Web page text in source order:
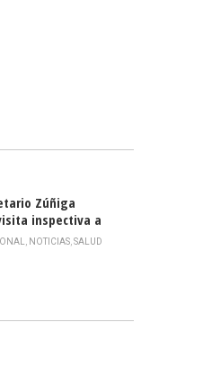
Zúñiga
inspectiva a
Sótero del
NOTICIAS, SALUD